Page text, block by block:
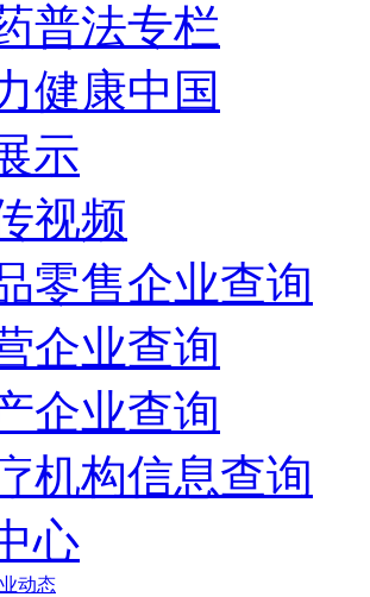
普法专栏
健康中国
示
视频
零售企业查询
企业查询
企业查询
机构信息查询
心
动态